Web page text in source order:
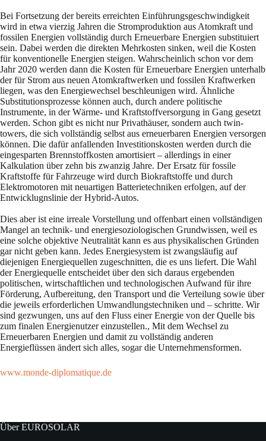
Bei Fortsetzung der bereits erreichten Einführungsgeschwindigkeit
wird in etwa vierzig Jahren die Stromproduktion aus Atomkraft und
fossilen Energien vollständig durch Erneuerbare Energien substituiert
sein. Dabei werden die direkten Mehrkosten sinken, weil die Kosten
für konventionelle Energien steigen. Wahrscheinlich schon vor dem
Jahr 2020 werden dann die Kosten für Erneuerbare Energien unterhalb
der für Strom aus neuen Atomkraftwerken und fossilen Kraftwerken
liegen, was den Energiewechsel beschleunigen wird. Ähnliche
Substitutionsprozesse können auch, durch andere politische
Instrumente, in der Wärme- und Kraftstoffversorgung in Gang gesetzt
werden. Schon gibt es nicht nur Privathäuser, sondern auch twin-
towers, die sich vollständig selbst aus erneuerbaren Energien versorgen
können. Die dafür anfallenden Investitionskosten werden durch die
eingesparten Brennstoffkosten amortisiert – allerdings in einer
Kalkulation über zehn bis zwanzig Jahre. Der Ersatz für fossile
Kraftstoffe für Fahrzeuge wird durch Biokraftstoffe und durch
Elektromotoren mit neuartigen Batterietechniken erfolgen, auf der
Entwicklugnslinie der Hybrid-Autos.
Dies aber ist eine irreale Vorstellung und offenbart einen vollständigen
Mangel an technik- und energiesoziologischen Grundwissen, weil es
eine solche objektive Neutralität kann es aus physikalischen Gründen
gar nicht geben kann. Jedes Energiesystem ist zwangsläufig auf
diejenigen Energiequellen zugeschnitten, die es uns liefert. Die Wahl
der Energiequelle entscheidet über den sich daraus ergebenden
politischen, wirtschaftlichen und technologischen Aufwand für ihre
Förderung, Aufbereitung, den Transport und die Verteilung sowie über
die jeweils erforderlichen Umwandlungstechniken und – schritte. Wir
sind gezwungen, uns auf den Fluss einer Energie von der Quelle bis
zum finalen Energienutzer einzustellen., Mit dem Wechsel zu
Erneuerbaren Energien und damit zu vollständig anderen
Energieflüssen ändert sich alles, sogar die Unternehmensformen.
www.monde-diplomatique.de
Über EUROSOLAR